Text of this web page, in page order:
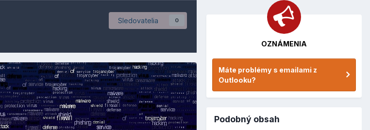
Sledovatelia 0
OZNÁMENIA
Máte problémy s emailami z
Outlooku?
Podobný obsah